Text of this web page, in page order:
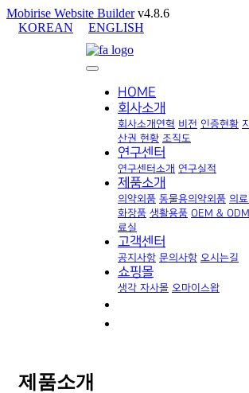
Mobirise Website Builderv4.8.6
KOREAN
ENGLISH
HOME
회사소개
회사소개연혁 비전 인증현황
산권 현황 조직도
연구센터
연구센터소개 연구실적
제품소개
의약외품 동물용의약외품 의료
화장품 생활용품 OEM & ODM
료실
고객센터
공지사항 문의사항 오시는길
쇼핑몰
생각 자사몰 오마이스왑
제품소개